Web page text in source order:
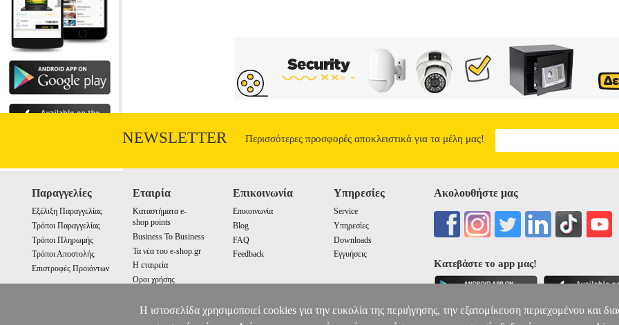
NEWSLETTER Περισσότερες προσφορές αποκλειστικά για τα μέλη μας!
Παραγγελίες
Εξέλιξη Παραγγελίας
Τρόποι Παραγγελίας
Τρόποι Πληρωμής
Τρόποι Αποστολής
Επιστροφές Προιόντων
Εταιρία
Καταστήματα e-
shop points
Business To Business
Τα νέα του e-shop.gr
Η εταιρεία
Οροι χρήσης
Επικοινωνία
Επικοινωνία
Blog
FAQ
Feedback
Υπηρεσίες
Service
Υπηρεσίες
Downloads
Εγγυήσεις
Ακολουθήστε μας
Κατεβάστε το app μας!
Η ιστοσελίδα χρησιμοποιεί cookies για την ευκολία της περιήγησης, την εξατομίκευση περιεχομένου και